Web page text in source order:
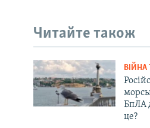
Читайте також
БпЛА
це?